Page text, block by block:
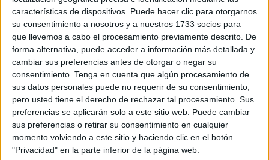
características de dispositivos. Puede hacer clic para otorgarnos
su consentimiento a nosotros y a nuestros 1733 socios para
que llevemos a cabo el procesamiento previamente descrito. De
forma alternativa, puede acceder a información más detallada y
cambiar sus preferencias antes de otorgar o negar su
consentimiento. Tenga en cuenta que algún procesamiento de
sus datos personales puede no requerir de su consentimiento,
pero usted tiene el derecho de rechazar tal procesamiento. Sus
preferencias se aplicarán solo a este sitio web. Puede cambiar
sus preferencias o retirar su consentimiento en cualquier
momento volviendo a este sitio y haciendo clic en el botón
"Privacidad" en la parte inferior de la página web.
Cómo la meditación profunda puede alterar la actividad
cuántica en el cuerpo
6 min| 11/06/2024
¿Sabías que la meditación profunda no solo afecta la mente?
También puede desbloquear capacidades humanas inexploradas.
¡Te lo contamos!